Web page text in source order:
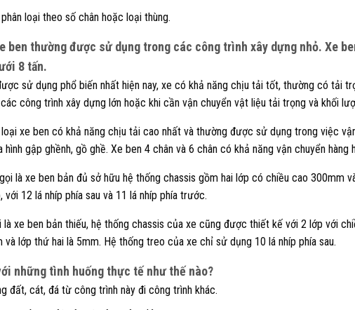
loại theo số chân hoặc loại thùng.
ben thường được sử dụng trong các công trình xây dựng nhỏ. Xe
8 tấn.
sử dụng phổ biến nhất hiện nay, xe có khả năng chịu tải tốt, thường có tải
công trình xây dựng lớn hoặc khi cần vận chuyển vật liệu tải trọng và khối
xe ben có khả năng chịu tải cao nhất và thường được sử dụng trong việc
gập ghềnh, gồ ghề. Xe ben 4 chân và 6 chân có khả năng vận chuyển hàng
là xe ben bản đủ sở hữu hệ thống chassis gồm hai lớp có chiều cao 300mm
12 lá nhíp phía sau và 11 lá nhíp phía trước.
là xe ben bản thiếu, hệ thống chassis của xe cũng được thiết kế với 2 lớp với
và lớp thứ hai là 5mm. Hệ thống treo của xe chỉ sử dụng 10 lá nhíp phía sau.
những tình huống thực tế như thế nào?
đất, cát, đá từ công trình này đi công trình khác.